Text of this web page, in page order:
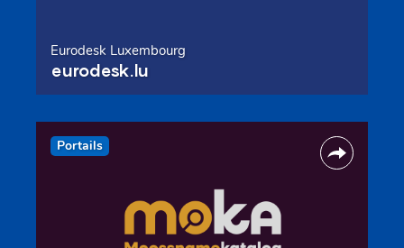
Eurodesk Luxembourg
eurodesk.lu
Portails